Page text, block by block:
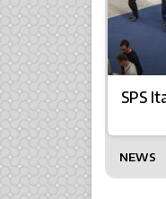
SPS
NEWS